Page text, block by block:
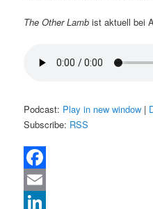
The Other Lamb ist aktuell bei
Podcast: Play in new window |
Subscribe: RSS
Facebook
Email